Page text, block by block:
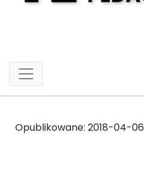
Opublikowane: 2018-04-06